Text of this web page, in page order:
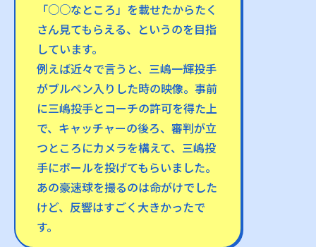
「○○なところ」を載せたからたく
さん見てもらえる、というのを目指
しています。
例えば近々で言うと、三嶋一輝投手
がブルペン入りした時の映像。事前
に三嶋投手とコーチの許可を得た上
で、キャッチャーの後ろ、審判が立
つところにカメラを構えて、三嶋投
手にボールを投げてもらいました。
あの豪速球を撮るのは命がけでした
けど、反響はすごく大きかったで
す。